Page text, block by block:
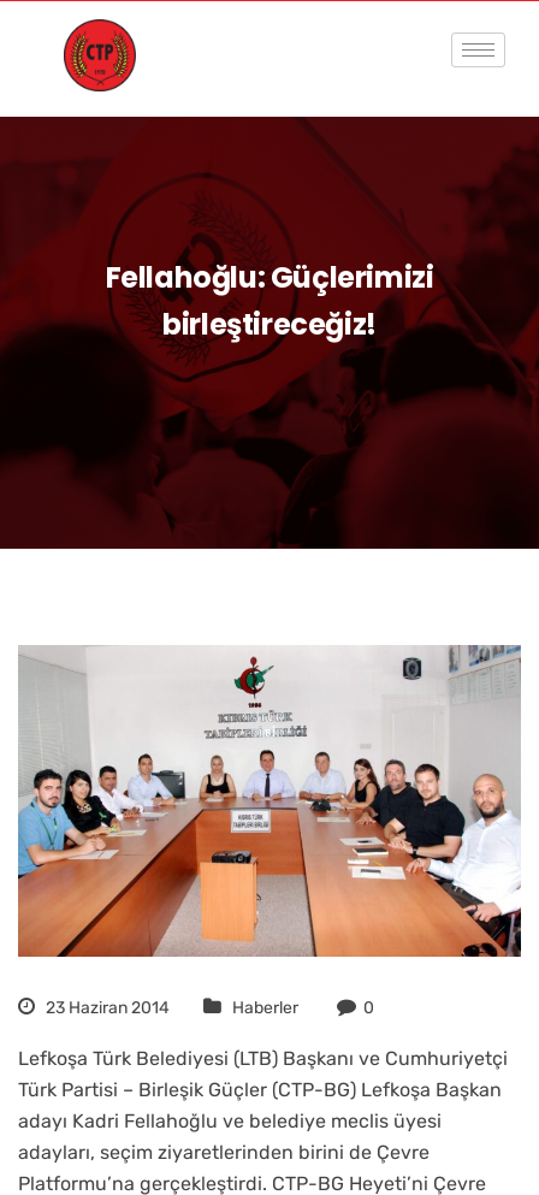
Fellahoğlu: Güçlerimizi
birleştireceğiz!
23 Haziran 2014 Haberler 0
Lefkoşa Türk Belediyesi (LTB) Başkanı ve Cumhuriyetçi
Türk Partisi – Birleşik Güçler (CTP-BG) Lefkoşa Başkan
adayı Kadri Fellahoğlu ve belediye meclis üyesi
adayları, seçim ziyaretlerinden birini de Çevre
Platformu’na gerçekleştirdi. CTP-BG Heyeti’ni Çevre